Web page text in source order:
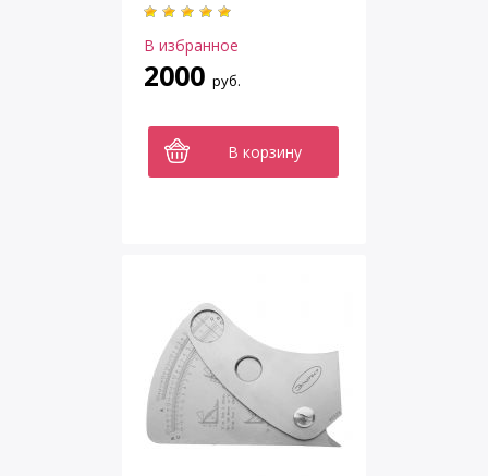
В избранное
2000 руб.
В корзину